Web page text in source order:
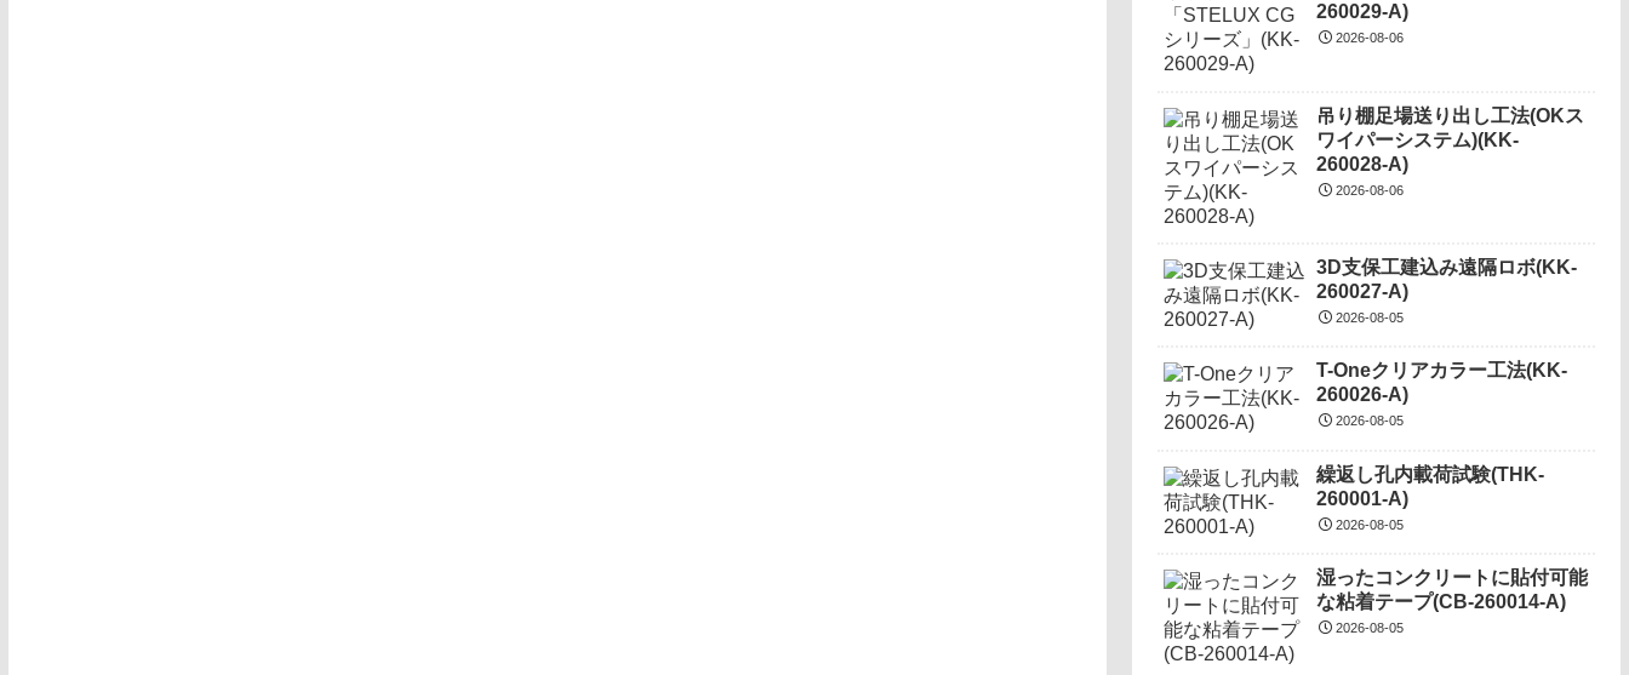
260029-A)
2026-08-06
吊り棚足場送り出し工法(OKス
ワイパーシステム)(KK-
260028-A)
2026-08-06
3D支保工建込み遠隔ロボ(KK-
260027-A)
2026-08-05
T-Oneクリアカラー工法(KK-
260026-A)
2026-08-05
繰返し孔内載荷試験(THK-
260001-A)
2026-08-05
湿ったコンクリートに貼付可能
な粘着テープ(CB-260014-A)
2026-08-05